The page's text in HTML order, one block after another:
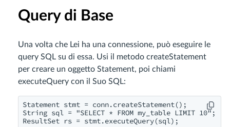
Query di Base
Una volta che Lei ha una connessione, può eseguire le
query SQL su di essa. Usi il metodo createStatement
per creare un oggetto Statement, poi chiami
executeQuery con il Suo SQL:
Statement stmt = conn.createStatement();
String sql = "SELECT * FROM my_table LIMIT 10";
ResultSet rs = stmt.executeQuery(sql);